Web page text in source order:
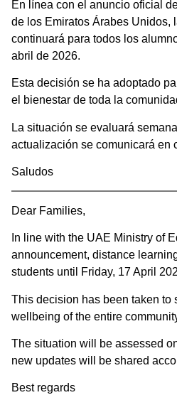
En línea con el anuncio oficial
de los Emiratos Árabes Unidos,
continuará para todos los
abril de 2026.
Esta decisión se ha adoptado
el bienestar de toda la
La situación se evaluará
actualización se comunicará en
Saludos
Dear Families,
In line with the UAE Ministry of
announcement, distance
students until Friday, 17 April
This decision has been taken to
wellbeing of the entire
The situation will be assessed
new updates will be shared
Best regards